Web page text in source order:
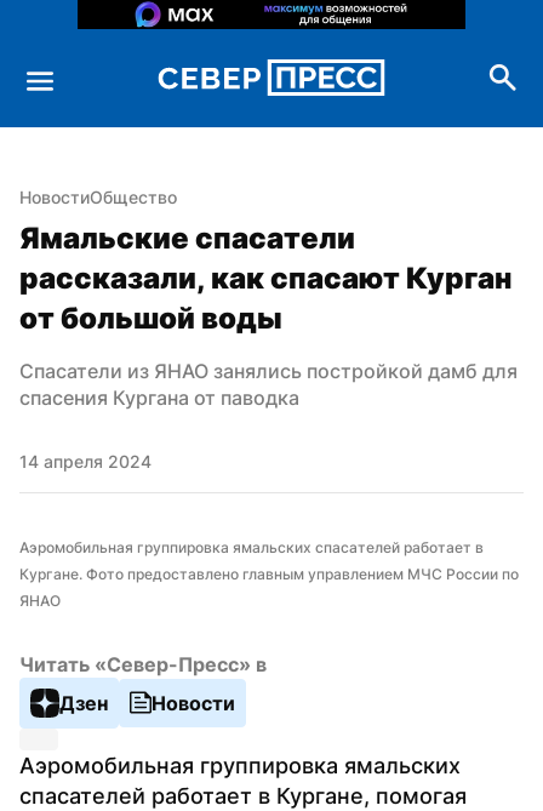
НовостиОбщество
Ямальские спасатели
рассказали, как спасают Курган
от большой воды
Спасатели из ЯНАО занялись постройкой дамб для
спасения Кургана от паводка
14 апреля 2024
Аэромобильная группировка ямальских спасателей работает в
Кургане. Фото предоставлено главным управлением МЧС России по
ЯНАО
Читать «Север-Пресс» в
Дзен
Новости
Аэромобильная группировка ямальских
спасателей работает в Кургане, помогая